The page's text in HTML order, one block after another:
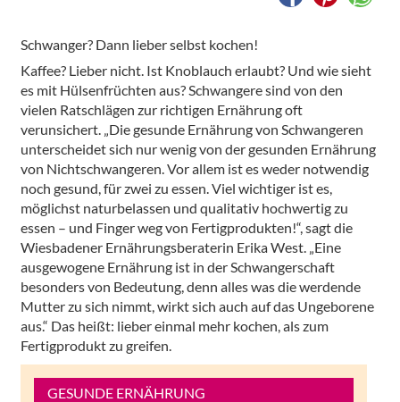
Schwanger? Dann lieber selbst kochen!
Kaffee? Lieber nicht. Ist Knoblauch erlaubt? Und wie sieht
es mit Hülsenfrüchten aus? Schwangere sind von den
vielen Ratschlägen zur richtigen Ernährung oft
verunsichert. „Die gesunde Ernährung von Schwangeren
unterscheidet sich nur wenig von der gesunden Ernährung
von Nichtschwangeren. Vor allem ist es weder notwendig
noch gesund, für zwei zu essen. Viel wichtiger ist es,
möglichst naturbelassen und qualitativ hochwertig zu
essen – und Finger weg von Fertigprodukten!“, sagt die
Wiesbadener Ernährungsberaterin Erika West. „Eine
ausgewogene Ernährung ist in der Schwangerschaft
besonders von Bedeutung, denn alles was die werdende
Mutter zu sich nimmt, wirkt sich auch auf das Ungeborene
aus.“ Das heißt: lieber einmal mehr kochen, als zum
Fertigprodukt zu greifen.
GESUNDE ERNÄHRUNG